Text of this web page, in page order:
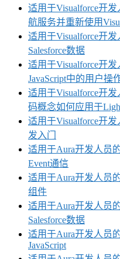
适用于Visualforce开
航服务并重新使用
适用于Visualforce开
Salesforce数据
适用于Visualforce开
JavaScript中的用户操
适用于Visualforce开
码概念如何应用于
适用于Visualforce开
发入门
适用于Aura开发人员
Event通信
适用于Aura开发人员
组件
适用于Aura开发人员
Salesforce数据
适用于Aura开发人员
JavaScript